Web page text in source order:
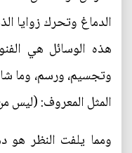
الدماغ وتحرك زوايا
هذه الوسائل هي
وتجسيم، ورسم، وما
المثل المعروف: (ليس
ومما يلفت النظر